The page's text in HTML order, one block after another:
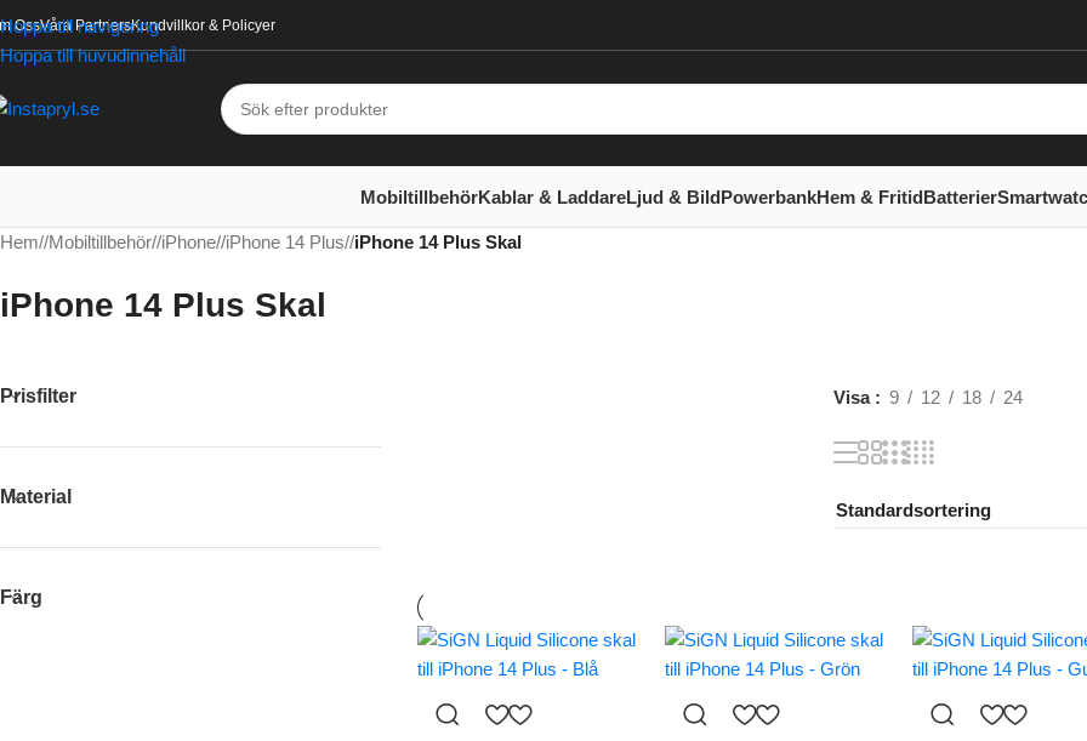
Hoppa till navigering
Hoppa till huvudinnehåll
OssVåra PartnersKundvillkor & Policyer
MobiltillbehörKablar & LaddareLjud & BildPowerbankHem & FritidBatterier
Hem/ Mobiltillbehör/ iPhone/ iPhone 14 Plus/ iPhone 14 Plus Skal
iPhone 14 Plus Skal
Prisfilter
Material
Färg
Visa 9 12 18 24